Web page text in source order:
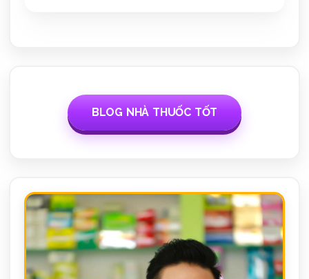
BLOG NHÀ THUỐC TỐT